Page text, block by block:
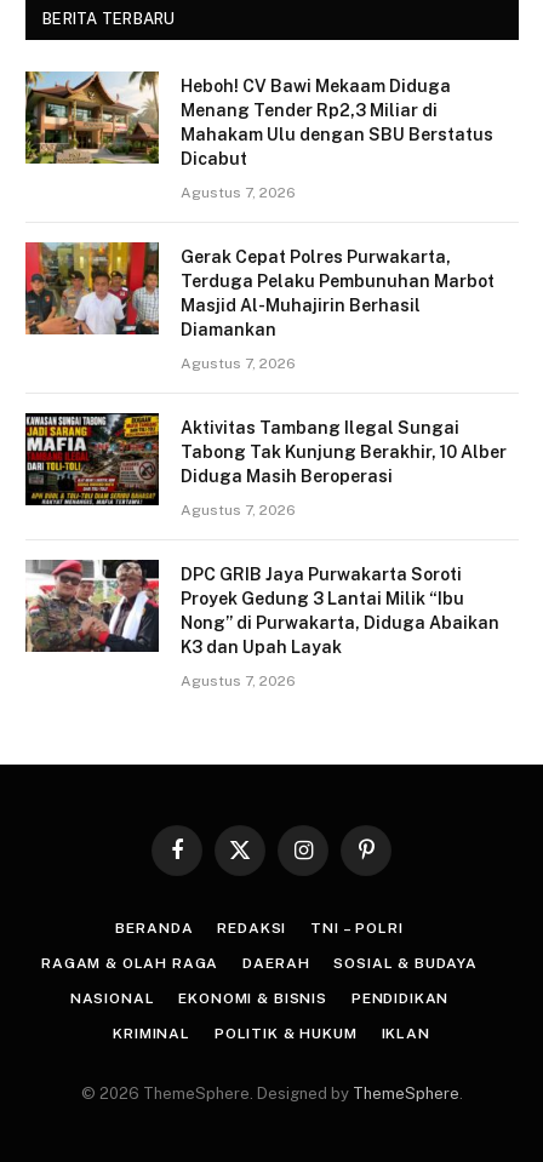
BERITA TERBARU
Heboh! CV Bawi Mekaam Diduga
Menang Tender Rp2,3 Miliar di
Mahakam Ulu dengan SBU Berstatus
Dicabut
Agustus 7, 2026
Gerak Cepat Polres Purwakarta,
Terduga Pelaku Pembunuhan Marbot
Masjid Al-Muhajirin Berhasil
Diamankan
Agustus 7, 2026
Aktivitas Tambang Ilegal Sungai
Tabong Tak Kunjung Berakhir, 10 Alber
Diduga Masih Beroperasi
Agustus 7, 2026
DPC GRIB Jaya Purwakarta Soroti
Proyek Gedung 3 Lantai Milik “Ibu
Nong” di Purwakarta, Diduga Abaikan
K3 dan Upah Layak
Agustus 7, 2026
Facebook
X
InstagramPinterest
BERANDA REDAKSI TNI – POLRI
RAGAM & OLAH RAGA DAERAH SOSIAL & BUDAYA
NASIONAL EKONOMI & BISNIS PENDIDIKAN
KRIMINAL POLITIK & HUKUM IKLAN
© 2026 ThemeSphere. Designed by ThemeSphere.